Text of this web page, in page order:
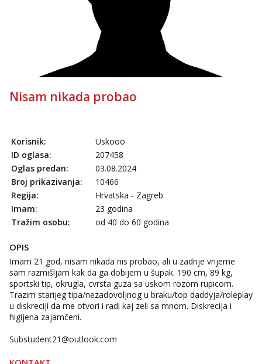
tel:0,93€ - mob:1,12€ min
Anđela
Čekam tvoj poziv!
064/677-677
tel:0,93€ - mob:1,12€ min
Nisam nikada probao
Korisnik:
Uskooo
ID oglasa:
207458
Oglas predan:
03.08.2024
Broj prikazivanja:
10466
Regija:
Hrvatska - Zagreb
Imam:
23 godina
Tražim osobu:
od 40 do 60 godina
OPIS
Imam 21 god, nisam nikada nis probao, ali u zadnje vrijeme
sam razmišljam kak da ga dobijem u šupak. 190 cm, 89 kg,
sportski tip, okrugla, cvrsta guza sa uskom rozom rupicom.
Trazim starijeg tipa/nezadovoljnog u braku/top daddyja/roleplay
u diskreciji da me otvori i radi kaj zeli sa mnom. Diskrecija i
higijena zajamčeni.
Substudent21@outlook.com